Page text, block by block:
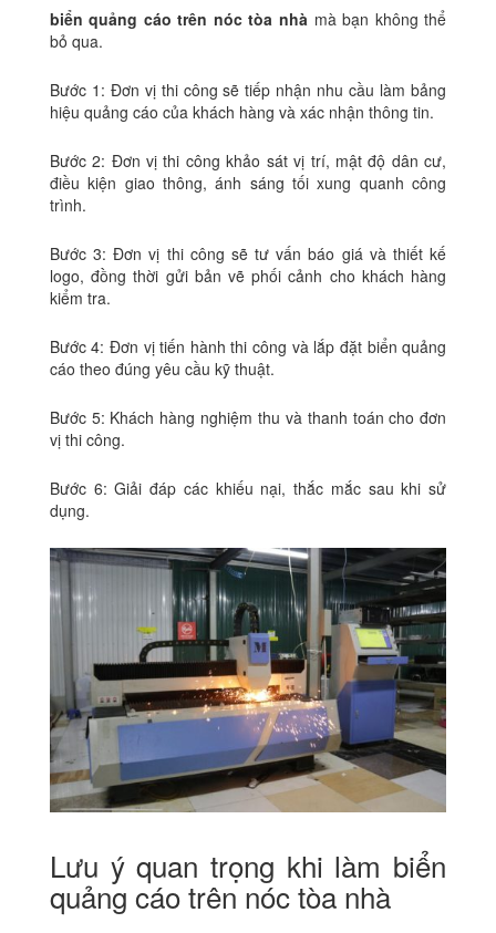
biển quảng cáo trên nóc tòa nhà mà bạn không thể
bỏ qua.
Bước 1: Đơn vị thi công sẽ tiếp nhận nhu cầu làm bảng
hiệu quảng cáo của khách hàng và xác nhận thông tin.
Bước 2: Đơn vị thi công khảo sát vị trí, mật độ dân cư,
điều kiện giao thông, ánh sáng tối xung quanh công
trình.
Bước 3: Đơn vị thi công sẽ tư vấn báo giá và thiết kế
logo, đồng thời gửi bản vẽ phối cảnh cho khách hàng
kiểm tra.
Bước 4: Đơn vị tiến hành thi công và lắp đặt biển quảng
cáo theo đúng yêu cầu kỹ thuật.
Bước 5: Khách hàng nghiệm thu và thanh toán cho đơn
vị thi công.
Bước 6: Giải đáp các khiếu nại, thắc mắc sau khi sử
dụng.
Lưu ý quan trọng khi làm biển
quảng cáo trên nóc tòa nhà